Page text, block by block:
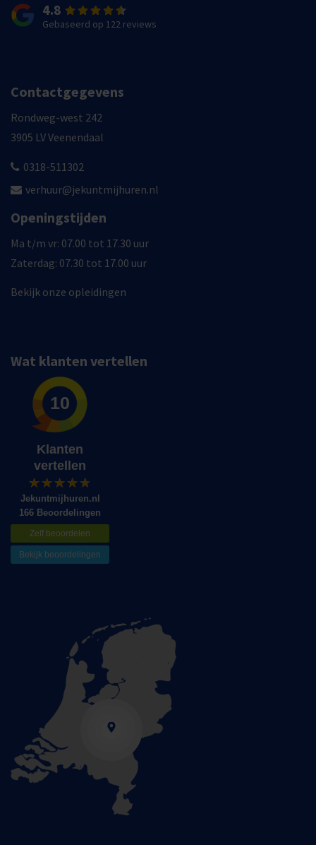
4.8
Gebaseerd op 122 reviews
Contactgegevens
Rondweg-west 242
3905 LV Veenendaal
0318-511302
verhuur@jekuntmijhuren.nl
Openingstijden
Ma t/m vr: 07.00 tot 17.30 uur
Zaterdag: 07.30 tot 17.00 uur
Bekijk onze opleidingen
Wat klanten vertellen
10
Klanten
vertellen
Jekuntmijhuren.nl
166 Beoordelingen
Zelf beoordelen
Bekijk beoordelingen